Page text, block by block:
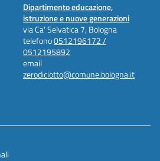
Dipartimento educazione,
istruzione e nuove generazioni
via Ca' Selvatica 7, Bologna
telefono0512196172 /
0512195892
email
zerodiciotto@comune.bologna.it